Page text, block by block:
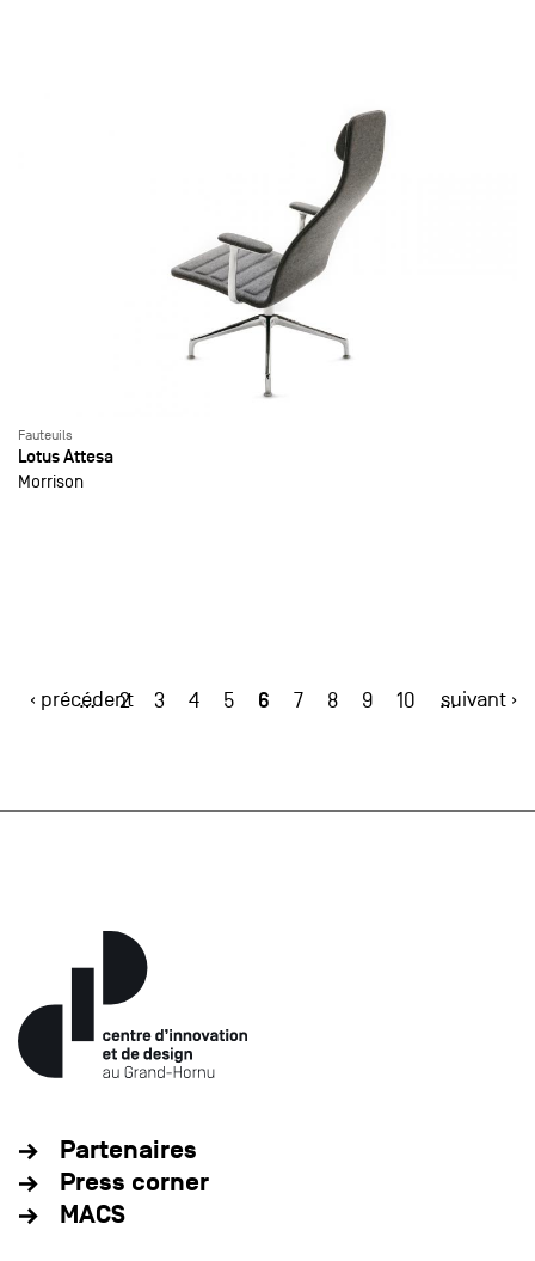
Fauteuils
Lotus Attesa
Morrison
‹ précédent
… 2 3 4 5 6 7 8 9 10 …
suivant ›
Partenaires
Press corner
MACS